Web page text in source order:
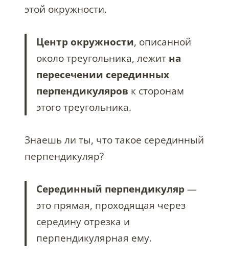
этой окружности.
Центр окружности, описанной
около треугольника, лежит на
пересечении серединных
перпендикуляров к сторонам
этого треугольника.
Знаешь ли ты, что такое серединный
перпендикуляр?
Серединный перпендикуляр—
это прямая, проходящая через
середину отрезка и
перпендикулярная ему.